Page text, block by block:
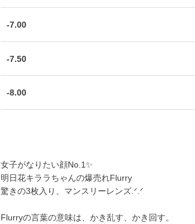
-7.00
-7.50
-8.00
女子がなりたい顔No.1✨
明日花キララちゃんの爆売れFlurry
驚きの3枚入り、マンスリーレンズ.ᐟ.ᐟ
Flurryの言葉の意味は、かき乱す、かき回す。